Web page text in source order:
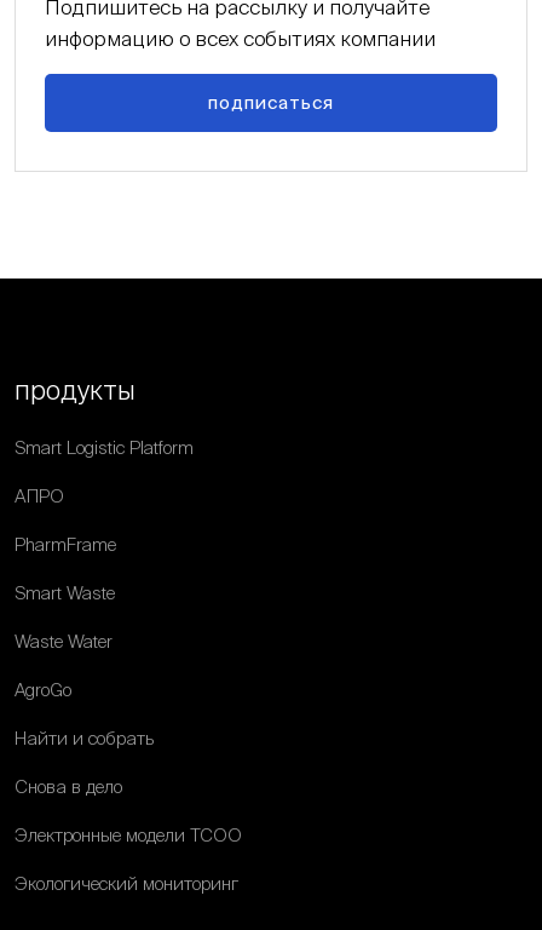
Подпишитесь на рассылку и получайте
информацию о всех событиях компании
подписаться
продукты
Smart Logistic Platform
АПРО
PharmFrame
Smart Waste
Waste Water
AgroGo
Найти и собрать
Снова в дело
Электронные модели ТСОО
Экологический мониторинг